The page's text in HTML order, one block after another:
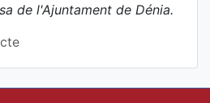
de l'Ajuntament de Dénia.